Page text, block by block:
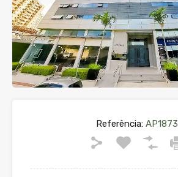
Referência: AP1873